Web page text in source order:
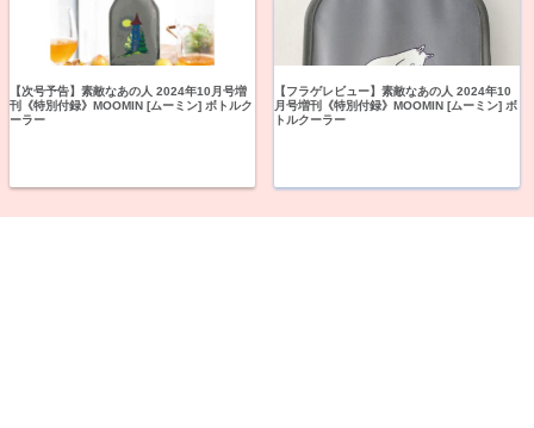
【次号予告】素敵なあの人 2024年10月号増
刊《特別付録》MOOMIN [ムーミン] ボトルク
ーラー
【フラゲレビュー】素敵なあの人 2024年10
月号増刊《特別付録》MOOMIN [ムーミン] ボ
トルクーラー